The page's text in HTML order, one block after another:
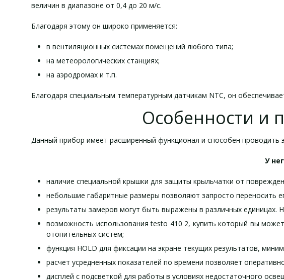
величин в диапазоне от 0,4 до 20 м/с.
Благодаря этому он широко применяется:
в вентиляционных системах помещений любого типа;
на метеорологических станциях;
на аэродромах и т.п.
Благодаря специальным температурным датчикам NTC, он
Особенности и
Данный прибор имеет расширенный функционал и способен проводить
У
наличие специальной крышки для защиты крыльчатки от
небольшие габаритные размеры позволяют запросто переносить
результаты замеров могут быть выражены в различных
возможность использования testo 410 2, купить который вы
отопительных систем;
функция HOLD для фиксации на экране текущих результатов,
расчет усредненных показателей по времени позволяет
дисплей с подсветкой для работы в условиях недостаточного